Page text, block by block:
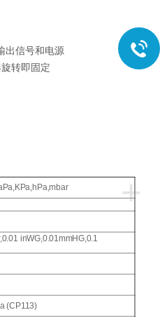
出信号和电源
转即固定
+
inWG,0.01mmHG,0.1
(CP113)